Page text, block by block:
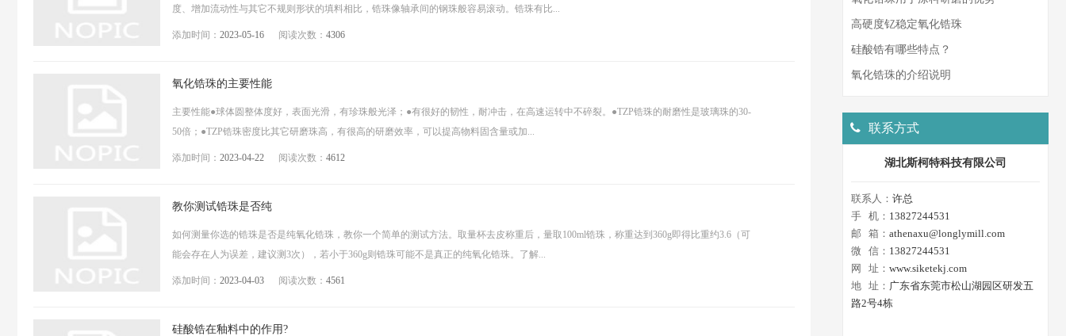
度、增加流动性与其它不规则形状的填料相比，锆珠像轴承间的钢珠般容易滚动。锆珠有比...
添加时间： 2023-05-16 阅读次数： 4306
氧化锆珠的主要性能
主要性能●球体圆整体度好，表面光滑，有珍珠般光泽；●有很好的韧性，耐冲击，在高速运转中不碎裂。●TZP锆珠的耐磨性是玻璃珠的30-
50倍；●TZP锆珠密度比其它研磨珠高，有很高的研磨效率，可以提高物料固含量或加...
添加时间： 2023-04-22 阅读次数： 4612
教你测试锆珠是否纯
如何测量你选的锆珠是否是纯氧化锆珠，教你一个简单的测试方法。取量杯去皮称重后，量取100ml锆珠，称重达到360g即得比重约3.6（可
能会存在人为误差，建议测3次），若小于360g则锆珠可能不是真正的纯氧化锆珠。了解...
添加时间： 2023-04-03 阅读次数： 4561
硅酸锆在釉料中的作用?
高硬度钇稳定氧化锆珠
硅酸锆有哪些特点？
氧化锆珠的介绍说明
联系方式
湖北斯柯特科技有限公司
联系人： 许总
手 机： 13827244531
邮 箱： athenaxu@longlymill.com
微 信： 13827244531
网 址： www.siketekj.com
地 址： 广东省东莞市松山湖园区研发五
路2号4栋